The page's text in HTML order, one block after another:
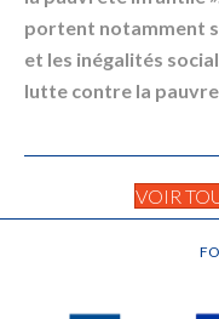
portent notamment
et les inégalités
lutte contre la
VOIR